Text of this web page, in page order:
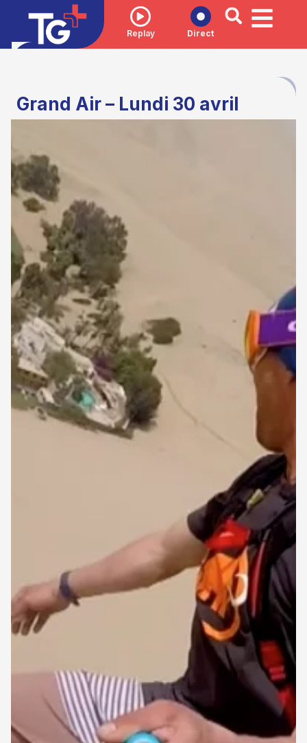
Replay Direct
Grand Air – Lundi 30 avril